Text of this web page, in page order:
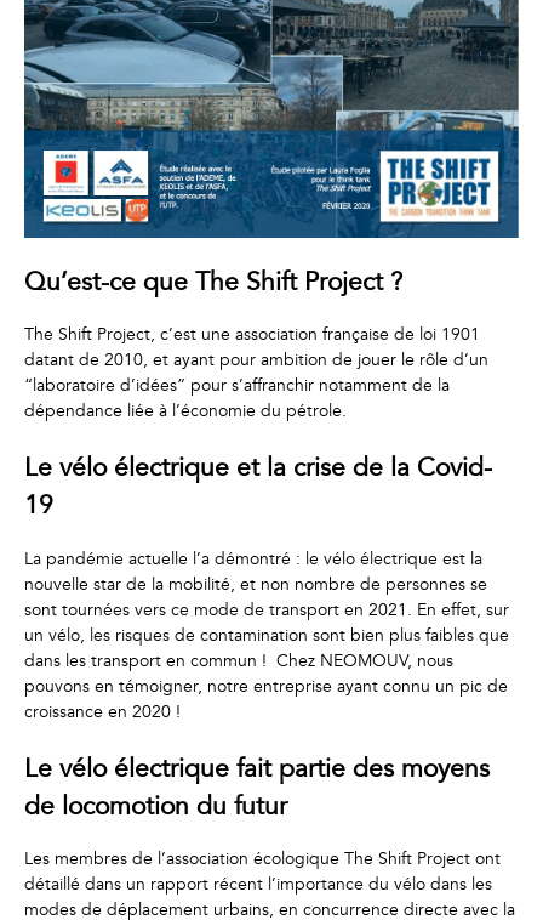
Qu’est-ce que The Shift Project ?
The Shift Project, c’est une association française de loi 1901
datant de 2010, et ayant pour ambition de jouer le rôle d’un
“laboratoire d’idées” pour s’affranchir notamment de la
dépendance liée à l’économie du pétrole.
Le vélo électrique et la crise de la Covid-
19
La pandémie actuelle l’a démontré : le vélo électrique est la
nouvelle star de la mobilité, et non nombre de personnes se
sont tournées vers ce mode de transport en 2021. En effet, sur
un vélo, les risques de contamination sont bien plus faibles que
dans les transport en commun ! Chez NEOMOUV, nous
pouvons en témoigner, notre entreprise ayant connu un pic de
croissance en 2020 !
Le vélo électrique fait partie des moyens
de locomotion du futur
Les membres de l’association écologique The Shift Project ont
détaillé dans un rapport récent l’importance du vélo dans les
modes de déplacement urbains, en concurrence directe avec la